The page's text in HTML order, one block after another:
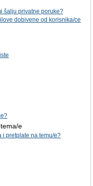
šalju privatne poruke?
dobivene od korisnika/ce
e
i pretplate na temu/e?